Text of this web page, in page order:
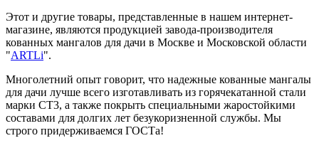
Этот и другие товары, представленные в нашем интернет-
магазине, являются продукцией завода-производителя
кованных мангалов для дачи в Москве и Московской области
"ARTLi".
Многолетний опыт говорит, что надежные кованные мангалы
для дачи лучше всего изготавливать из горячекатанной стали
марки СТ3, а также покрыть специальными жаростойкими
составами для долгих лет безукоризненной службы. Мы
строго придерживаемся ГОСТа!